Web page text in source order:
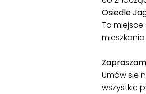
Osiedle
To
Umów się
wszystkie